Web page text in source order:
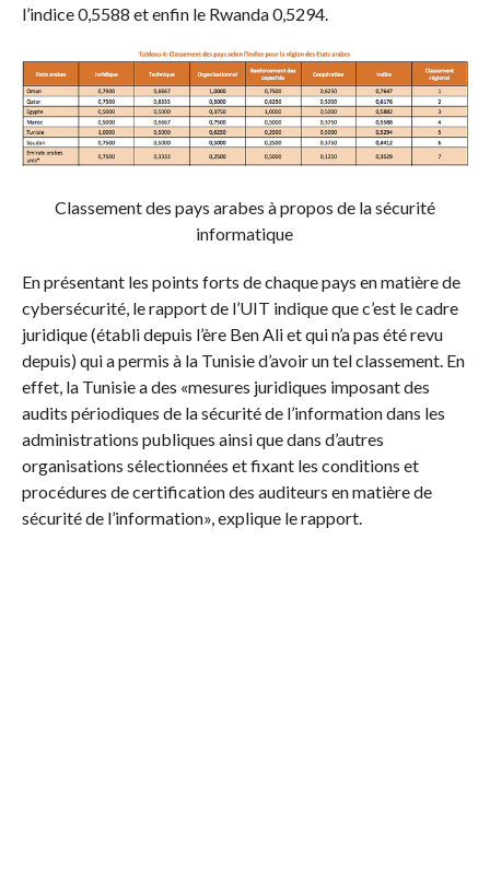
l’indice 0,5588 et enfin le Rwanda 0,5294.
Classement des pays arabes à propos de la sécurité
informatique
En présentant les points forts de chaque pays en matière de
cybersécurité, le rapport de l’UIT indique que c’est le cadre
juridique (établi depuis l’ère Ben Ali et qui n’a pas été revu
depuis) qui a permis à la Tunisie d’avoir un tel classement. En
effet, la Tunisie a des «mesures juridiques imposant des
audits périodiques de la sécurité de l’information dans les
administrations publiques ainsi que dans d’autres
organisations sélectionnées et fixant les conditions et
procédures de certification des auditeurs en matière de
sécurité de l’information», explique le rapport.